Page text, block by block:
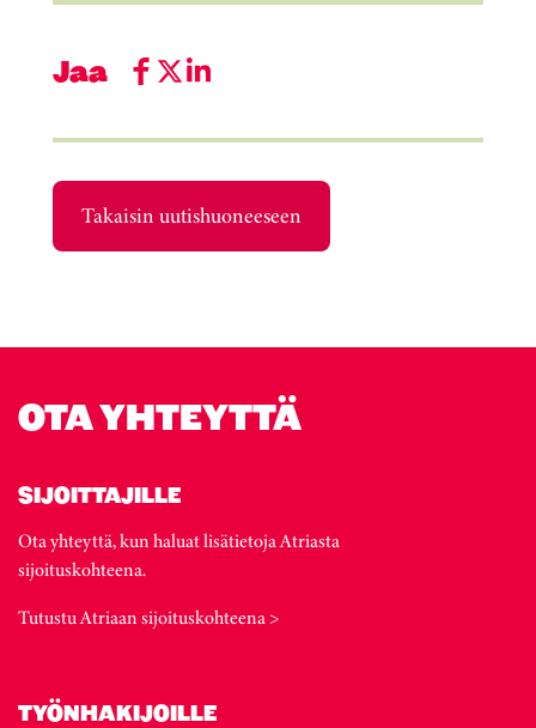
Jaa
Takaisin uutishuoneeseen
OTA YHTEYTTÄ
SIJOITTAJILLE
Ota yhteyttä, kun haluat lisätietoja Atriasta
sijoituskohteena.
Tutustu Atriaan sijoituskohteena >
TYÖNHAKIJOILLE